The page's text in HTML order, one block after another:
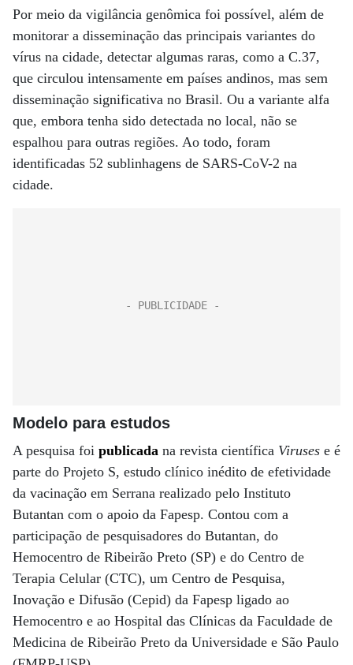
Por meio da vigilância genômica foi possível, além de
monitorar a disseminação das principais variantes do
vírus na cidade, detectar algumas raras, como a C.37,
que circulou intensamente em países andinos, mas sem
disseminação significativa no Brasil. Ou a variante alfa
que, embora tenha sido detectada no local, não se
espalhou para outras regiões. Ao todo, foram
identificadas 52 sublinhagens de SARS-CoV-2 na
cidade.
Modelo para estudos
A pesquisa foi publicada na revista científica Viruses e é
parte do Projeto S, estudo clínico inédito de efetividade
da vacinação em Serrana realizado pelo Instituto
Butantan com o apoio da Fapesp. Contou com a
participação de pesquisadores do Butantan, do
Hemocentro de Ribeirão Preto (SP) e do Centro de
Terapia Celular (CTC), um Centro de Pesquisa,
Inovação e Difusão (Cepid) da Fapesp ligado ao
Hemocentro e ao Hospital das Clínicas da Faculdade de
Medicina de Ribeirão Preto da Universidade e São Paulo